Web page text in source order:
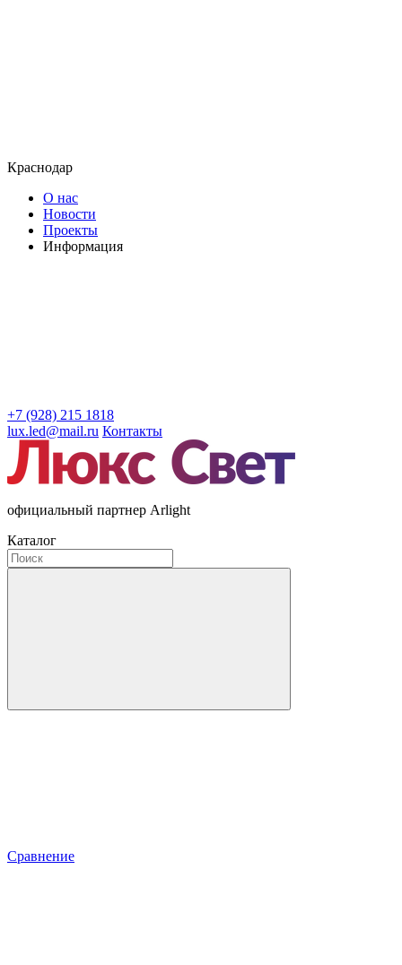
Краснодар
О нас
Новости
Проекты
Информация
+7 (928) 215 1818
lux.led@mail.ru Контакты
официальный партнер Arlight
Каталог
Сравнение